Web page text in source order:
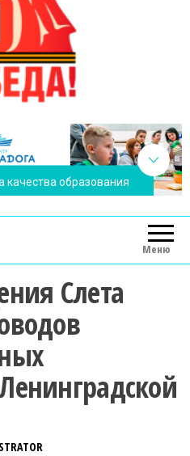
качества образования
Меню
Слета